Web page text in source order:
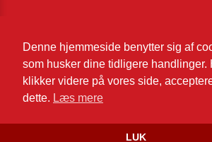
Denne hjemmeside benytter sig af
som husker dine tidligere handlinger.
klikker videre på vores side,
dette. Læs mere
LUK
Email: lr-bio1@lalandia.dk
Cookie- og privatlivspolitik